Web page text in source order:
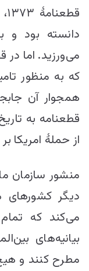
دانسته بود و
که به منظور
همجوار آن
از حملۀ امریکا
منشور سازمان
دیگر کشورهای
می‌کند که
بیانیه‌های
مطرح کنند و